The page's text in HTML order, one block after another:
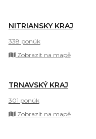
NITRIANSKY KRAJ
338 ponúk
Zobrazit na mapě
TRNAVSKÝ KRAJ
301 ponúk
Zobrazit na mapě